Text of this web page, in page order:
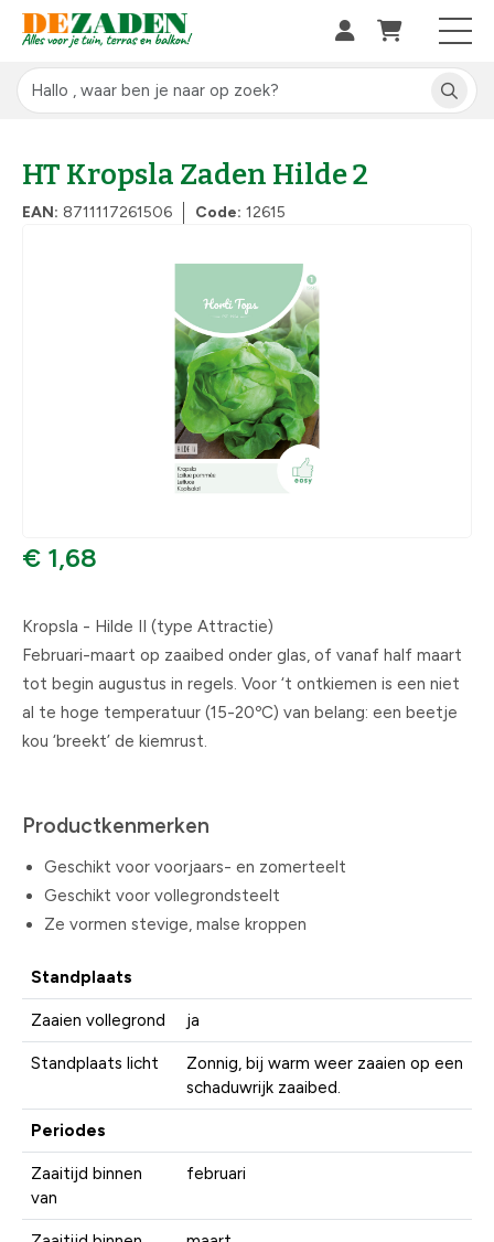
HT Kropsla Zaden Hilde 2
EAN: 8711117261506 Code: 12615
€ 1,68
Kropsla - Hilde II (type Attractie)
Februari-maart op zaaibed onder glas, of vanaf half maart
tot begin augustus in regels. Voor ‘t ontkiemen is een niet
al te hoge temperatuur (15-20ºC) van belang: een beetje
kou ‘breekt’ de kiemrust.
Productkenmerken
Geschikt voor voorjaars- en zomerteelt
Geschikt voor vollegrondsteelt
Ze vormen stevige, malse kroppen
Standplaats
Zaaien vollegrond ja
Standplaats licht
Zonnig, bij warm weer zaaien op een
schaduwrijk zaaibed.
Periodes
Zaaitijd binnen
van
februari